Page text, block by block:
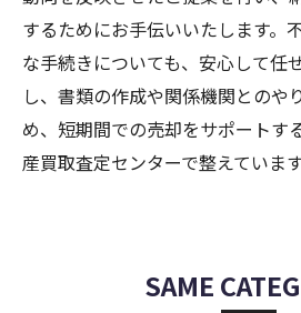
するためにお手伝いいたします。
な手続きについても、安心して任
し、書類の作成や関係機関とのや
め、短期間での売却をサポートす
産買取査定センターで整えています
SAME